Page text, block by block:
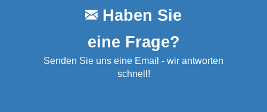
Haben Sie
eine Frage?
Senden Sie uns eine Email - wir antworten
schnell!